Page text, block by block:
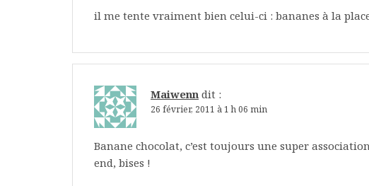
il me tente vraiment bien celui-ci : bananes à la
Maiwenn dit :
26 février, 2011 à 1 h 06 min
Banane chocolat, c’est toujours une super
end, bises !